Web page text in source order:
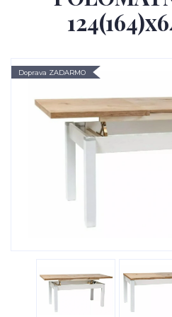
Doprava ZADARMO